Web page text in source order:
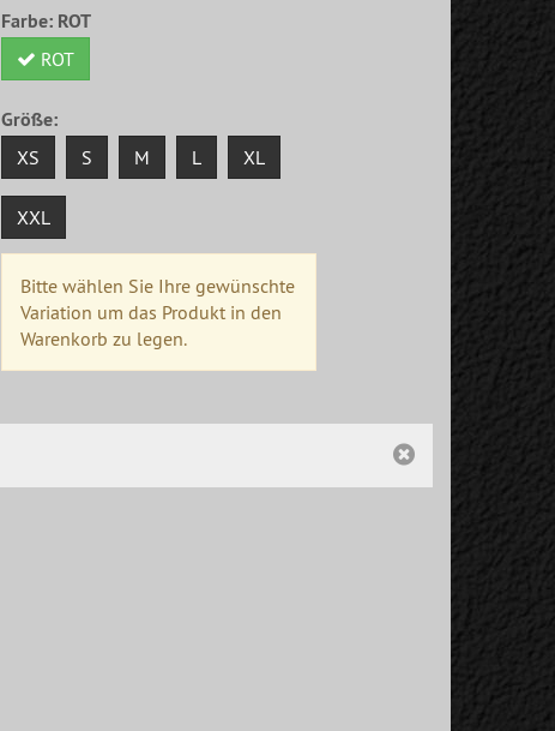
Farbe: ROT
ROT
Größe:
XS S M L XL
XXL
Bitte wählen Sie Ihre gewünschte
Variation um das Produkt in den
Warenkorb zu legen.